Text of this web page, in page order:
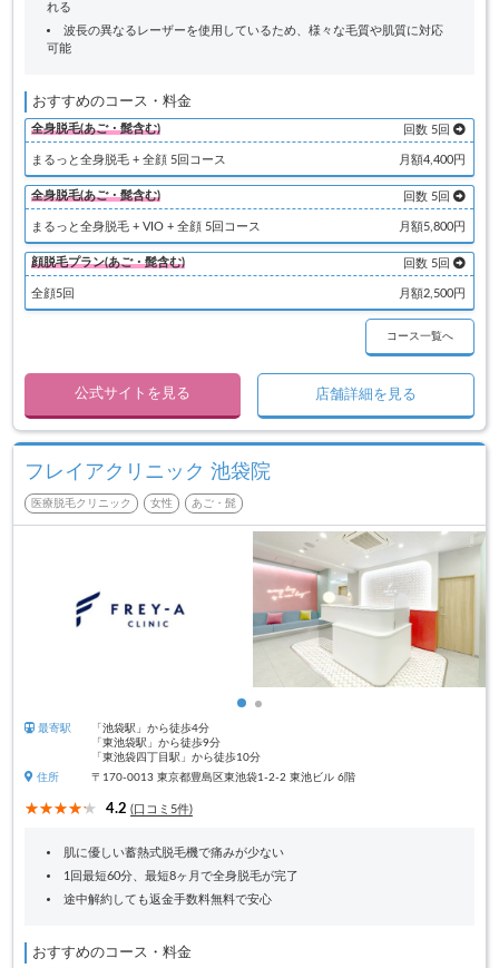
れる
波長の異なるレーザーを使用しているため、様々な毛質や肌質に対応
可能
おすすめのコース・料金
全身脱毛(あご・髭含む) 回数 5回
まるっと全身脱毛 + 全顔 5回コース 月額4,400円
全身脱毛(あご・髭含む) 回数 5回
まるっと全身脱毛 + VIO + 全顔 5回コース 月額5,800円
顔脱毛プラン(あご・髭含む) 回数 5回
全顔5回 月額2,500円
コース一覧へ
公式サイトを見る 店舗詳細を見る
フレイアクリニック 池袋院
医療脱毛クリニック 女性 あご・髭
最寄駅
「池袋駅」から徒歩4分
「東池袋駅」から徒歩9分
「東池袋四丁目駅」から徒歩10分
住所
〒170-0013 東京都豊島区東池袋1-2-2 東池ビル 6階
4.2 (口コミ5件)
肌に優しい蓄熱式脱毛機で痛みが少ない
1回最短60分、最短8ヶ月で全身脱毛が完了
途中解約しても返金手数料無料で安心
おすすめのコース・料金